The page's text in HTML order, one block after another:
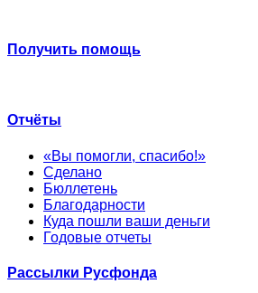
Получить помощь
Отчёты
«Вы помогли, спасибо!»
Сделано
Бюллетень
Благодарности
Куда пошли ваши деньги
Годовые отчеты
Рассылки Русфонда